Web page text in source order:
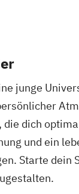
junge
dich
und ein
Starte